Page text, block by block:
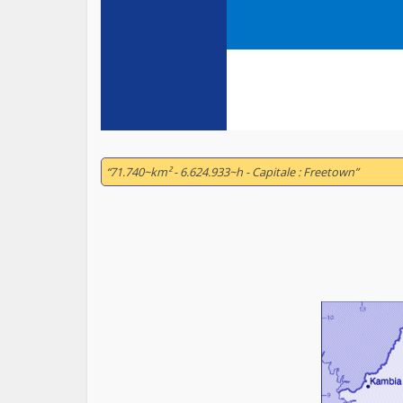
“71.740~km² - 6.624.933~h - Capitale : Freetown”